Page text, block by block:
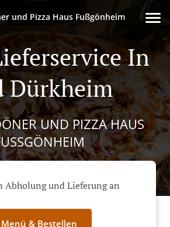
und Pizza Haus Fußgönheim
In
Dürkheim
UND PIZZA HAUS
Abholung und Lieferung an
Menü & Bestellen